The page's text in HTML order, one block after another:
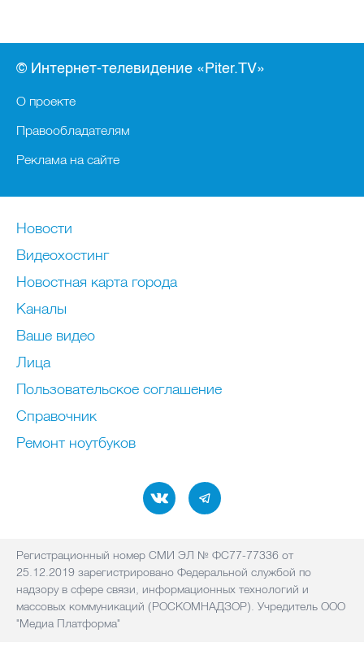
© Интернет-телевидение «Piter.TV»
О проекте
Правообладателям
Реклама на сайте
Новости
Видеохостинг
Новостная карта города
Каналы
Ваше видео
Лица
Пользовательское соглашение
Справочник
Ремонт нoутбуков
Регистрационный номер СМИ ЭЛ № ФС77-77336 от
25.12.2019 зарегистрировано Федеральной службой по
надзору в сфере связи, информационных технологий и
массовых коммуникаций (РОСКОМНАДЗОР). Учредитель ООО
"Медиа Платформа"